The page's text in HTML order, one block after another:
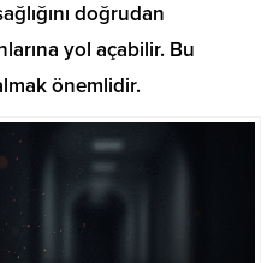
doğrudan
yol açabilir. Bu
önemlidir.